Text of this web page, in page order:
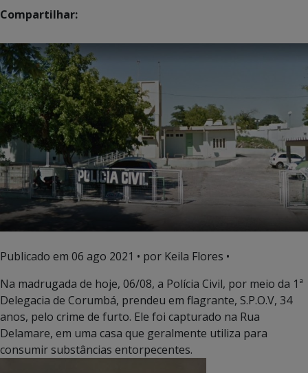
Compartilhar:
Publicado em 06 ago 2021 • por Keila Flores •
Na madrugada de hoje, 06/08, a Polícia Civil, por meio da 1ª
Delegacia de Corumbá, prendeu em flagrante, S.P.O.V, 34
anos, pelo crime de furto. Ele foi capturado na Rua
Delamare, em uma casa que geralmente utiliza para
consumir substâncias entorpecentes.